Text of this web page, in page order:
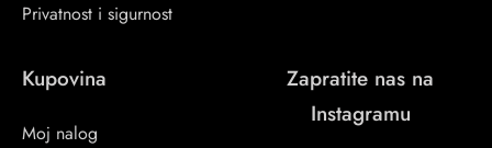
Privatnost i sigurnost
Kupovina
Moj nalog
Zapratite nas na
Instagramu